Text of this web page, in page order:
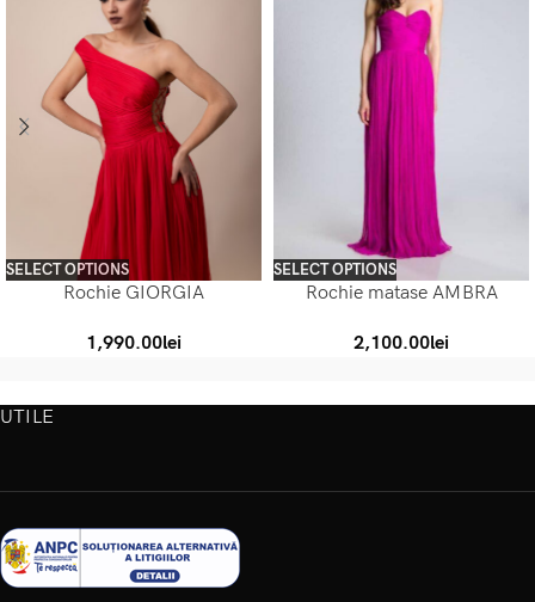
SELECT OPTIONS
Rochie GIORGIA
1,990.00lei
SELECT OPTIONS
Rochie matase AMBRA
2,100.00lei
UTILE